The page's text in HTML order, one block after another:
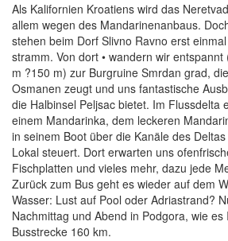
Als Kalifornien Kroatiens wird das
allem wegen des Mandarinenanbaus.
stehen beim Dorf Slivno Ravno erst
stramm. Von dort • wandern wir
m ?150 m) zur Burgruine Smrdan grad,
Osmanen zeugt und uns fantastische
die Halbinsel Peljsac bietet. Im Flussdelta
einem Mandarinka, dem leckeren
in seinem Boot über die Kanäle des
Lokal steuert. Dort erwarten uns
Fischplatten und vieles mehr, dazu jede
Zurück zum Bus geht es wieder auf dem
Wasser: Lust auf Pool oder Adriastrand?
Nachmittag und Abend in Podgora, wie es
Busstrecke 160 km.